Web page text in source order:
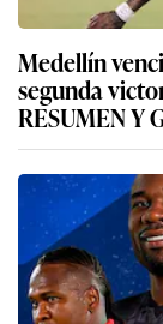
Medellín
segunda
RESUMEN Y